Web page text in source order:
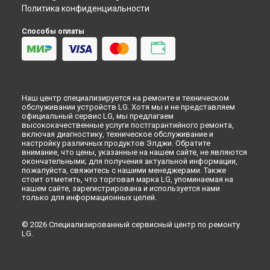
Политика конфиденциальности
Способы оплаты
Наш центр специализируется на ремонте и техническом
обслуживании устройств LG. Хотя мы и не представляем
официальный сервис LG, мы предлагаем
высококачественные услуги постгарантийного ремонта,
включая диагностику, техническое обслуживание и
настройку различных продуктов Элджи. Обратите
внимание, что цены, указанные на нашем сайте, не являются
окончательными; для получения актуальной информации,
пожалуйста, свяжитесь с нашими менеджерами. Также
стоит отметить, что торговая марка LG, упоминаемая на
нашем сайте, зарегистрирована и используется нами
только для информационных целей.
© 2026 Специализированный сервисный центр по ремонту
LG.